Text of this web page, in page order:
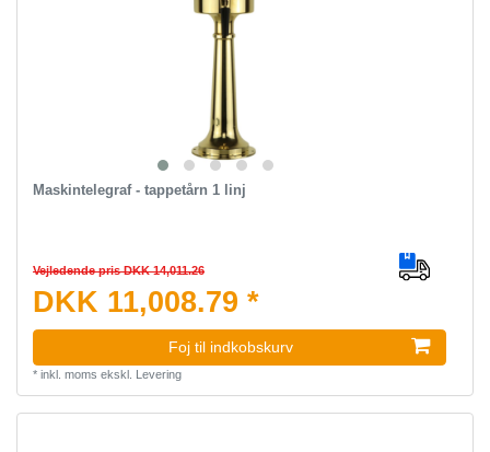
Maskintelegraf - tappetårn 1 linj
Vejledende pris DKK 14,011.26
DKK 11,008.79 *
Foj til indkobskurv
* inkl. moms ekskl. Levering